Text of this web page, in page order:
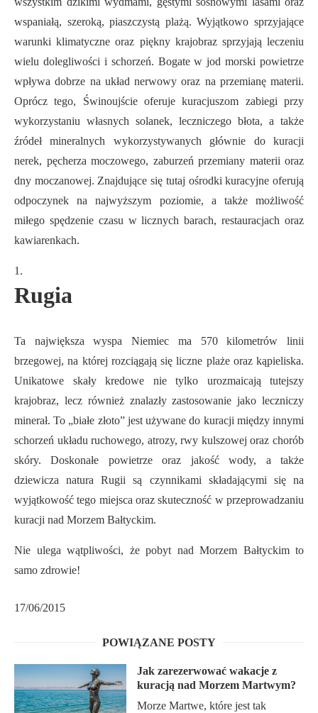
wspaniałą, szeroką, piaszczystą plażą. Wyjątkowo sprzyjające
warunki klimatyczne oraz piękny krajobraz sprzyjają leczeniu
wielu dolegliwości i schorzeń. Bogate w jod morski powietrze
wpływa dobrze na układ nerwowy oraz na przemianę materii.
Oprócz tego, Świnoujście oferuje kuracjuszom zabiegi przy
wykorzystaniu własnych solanek, leczniczego błota, a także
źródeł mineralnych wykorzystywanych głównie do kuracji
nerek, pęcherza moczowego, zaburzeń przemiany materii oraz
dny moczanowej. Znajdujące się tutaj ośrodki kuracyjne oferują
odpoczynek na najwyższym poziomie, a także możliwość
miłego spędzenie czasu w licznych barach, restauracjach oraz
kawiarenkach.
Rugia
Ta największa wyspa Niemiec ma 570 kilometrów linii
brzegowej, na której rozciągają się liczne plaże oraz kąpieliska.
Unikatowe skały kredowe nie tylko urozmaicają tutejszy
krajobraz, lecz również znalazły zastosowanie jako leczniczy
minerał. To „białe złoto” jest używane do kuracji między innymi
schorzeń układu ruchowego, atrozy, rwy kulszowej oraz chorób
skóry. Doskonałe powietrze oraz jakość wody, a także
dziewicza natura Rugii są czynnikami składającymi się na
wyjątkowość tego miejsca oraz skuteczność w przeprowadzaniu
kuracji nad Morzem Bałtyckim.
Nie ulega wątpliwości, że pobyt nad Morzem Bałtyckim to
samo zdrowie!
17/06/2015
POWIĄZANE POSTY
Jak zarezerwować wakacje z
kuracją nad Morzem Martwym?
Morze Martwe, które jest tak